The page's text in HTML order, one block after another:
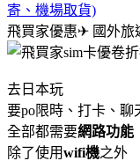
寄、機場取貨)
飛買家優惠✈ 國外旅
去日本玩
要po限時、打卡、
全部都需要網路功能
除了使用wifi機之外